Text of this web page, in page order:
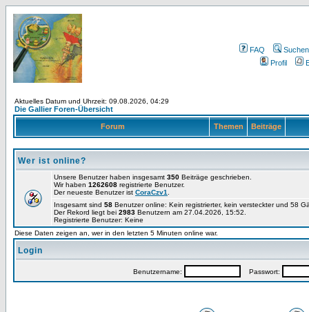
FAQ
Suchen
Profil
Aktuelles Datum und Uhrzeit: 09.08.2026, 04:29
Die Gallier Foren-Übersicht
Forum Themen Beiträge
Wer ist online?
Unsere Benutzer haben insgesamt 350 Beiträge geschrieben.
Wir haben 1262608 registrierte Benutzer.
Der neueste Benutzer ist CoraCzv1
Insgesamt sind 58 Benutzer online: Kein registrierter, kein versteckter und 58
Der Rekord liegt bei 2983 Benutzern am 27.04.2026, 15:52.
Registrierte Benutzer: Keine
Diese Daten zeigen an, wer in den letzten 5 Minuten online war.
Login
Benutzername: Passwort: